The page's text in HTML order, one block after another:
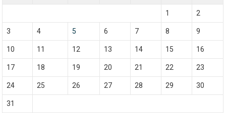
1 2
3 4 5 6 7 8 9
10 11 12 13 14 15 16
17 18 19 20 21 22 23
24 25 26 27 28 29 30
31